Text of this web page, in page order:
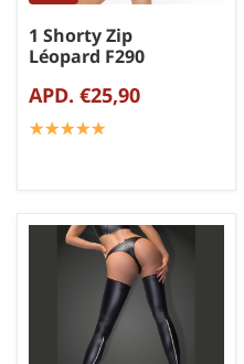
1 Shorty Zip
Léopard F290
APD. €25,90
☆☆☆☆☆
★★★★★